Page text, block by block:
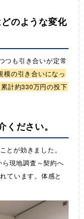
のような変化
つも引き合いが定常
模の引き合いになっ
計約330万円の投下
ださい。
とが効きました。
現地調査～契約へ
ています。体感と